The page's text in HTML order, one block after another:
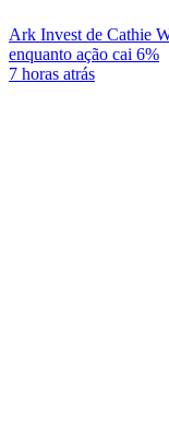
Ark Invest de Cathie
enquanto ação cai 6%
7 horas atrás